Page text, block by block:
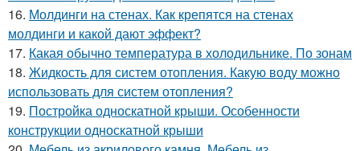
16. Молдинги на стенах. Как крепятся на стенах
молдинги и какой дают эффект?
17. Какая обычно температура в холодильнике. По зонам
18. Жидкость для систем отопления. Какую воду можно
использовать для систем отопления?
19. Постройка односкатной крыши. Особенности
конструкции односкатной крыши